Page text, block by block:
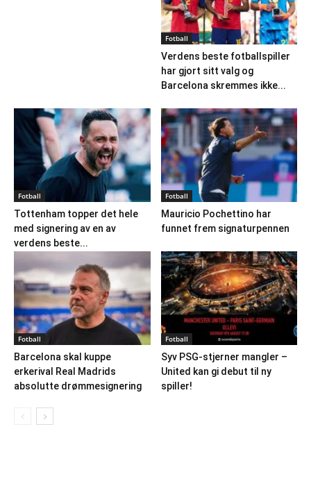
Fotball
Verdens beste fotballspiller
har gjort sitt valg og
Barcelona skremmes ikke...
Fotball
Tottenham topper det hele
med signering av en av
verdens beste...
Fotball
Mauricio Pochettino har
funnet frem signaturpennen
Fotball
Barcelona skal kuppe
erkerival Real Madrids
absolutte drømmesignering
Fotball
Syv PSG-stjerner mangler –
United kan gi debut til ny
spiller!